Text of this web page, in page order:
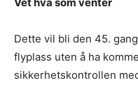
Dette vil bli den 45.
flyplass uten å ha
sikkerhetskontrollen